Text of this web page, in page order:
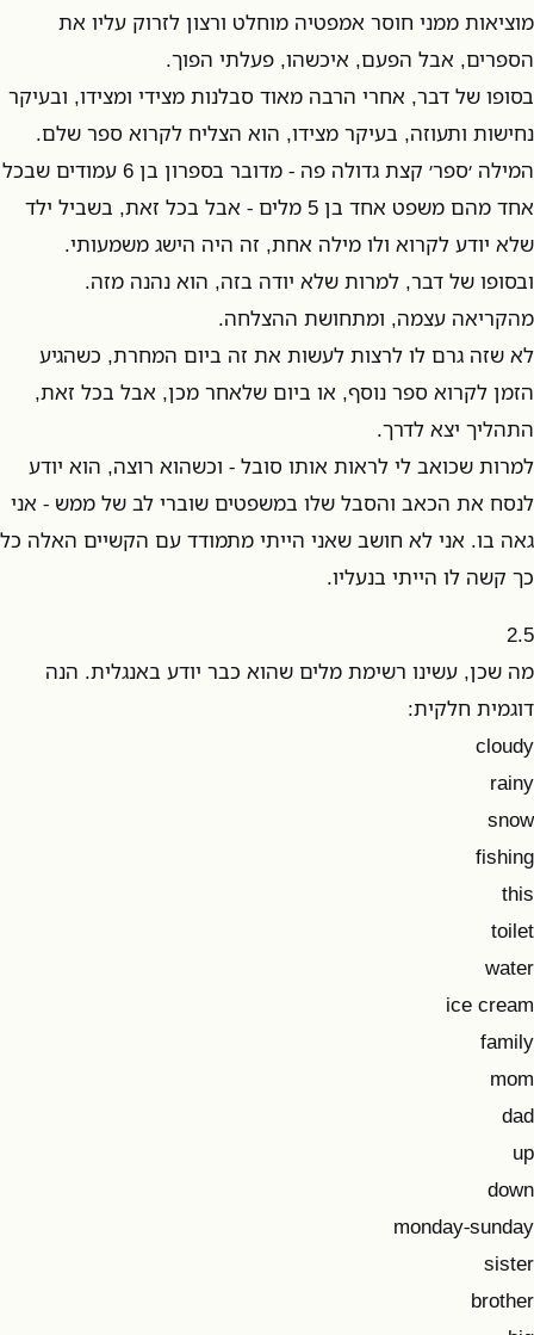
מוציאות ממני חוסר אמפטיה מוחלט ורצון לזרוק עליו את
הספרים, אבל הפעם, איכשהו, פעלתי הפוך.
בסופו של דבר, אחרי הרבה מאוד סבלנות מצידי ומצידו, ובעיקר
נחישות ותעוזה, בעיקר מצידו, הוא הצליח לקרוא ספר שלם.
המילה ׳ספר׳ קצת גדולה פה - מדובר בספרון בן 6 עמודים שבכל
אחד מהם משפט אחד בן 5 מלים - אבל בכל זאת, בשביל ילד
שלא יודע לקרוא ולו מילה אחת, זה היה הישג משמעותי.
ובסופו של דבר, למרות שלא יודה בזה, הוא נהנה מזה.
מהקריאה עצמה, ומתחושת ההצלחה.
לא שזה גרם לו לרצות לעשות את זה ביום המחרת, כשהגיע
הזמן לקרוא ספר נוסף, או ביום שלאחר מכן, אבל בכל זאת,
התהליך יצא לדרך.
למרות שכואב לי לראות אותו סובל - וכשהוא רוצה, הוא יודע
לנסח את הכאב והסבל שלו במשפטים שוברי לב של ממש - אני
גאה בו. אני לא חושב שאני הייתי מתמודד עם הקשיים האלה כל
כך קשה לו הייתי בנעליו.
2.5
מה שכן, עשינו רשימת מלים שהוא כבר יודע באנגלית. הנה
דוגמית חלקית:
cloudy
rainy
snow
fishing
this
toilet
water
ice cream
family
mom
dad
up
down
monday-sunday
sister
brother